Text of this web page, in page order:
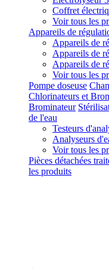
Coffret
Voir tous les
Appareils de
Appareils de
Appareils de
Appareils de
Voir tous les
Pompe doseuse
Chlorinateurs et
Brominateur
de l'eau
Testeurs
Analyseurs
Voir tous les
Pièces détachées
les produits